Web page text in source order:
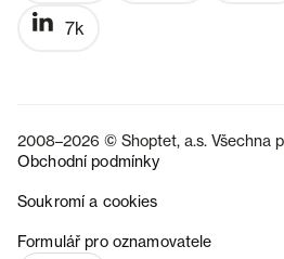
7k
2008–2026 © Shoptet, a.s. Všechna
Obchodní podmínky
Soukromí a cookies
Formulář pro oznamovatele